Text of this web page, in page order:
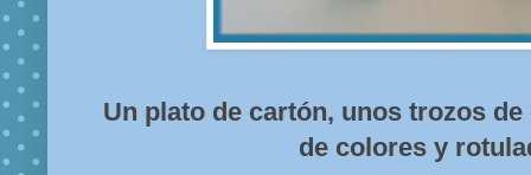
Un plato de cartón, unos trozos
de colores y